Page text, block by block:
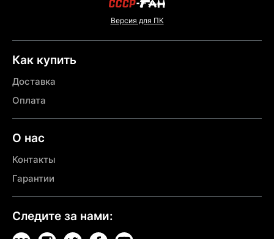
Версия для ПК
Как купить
Доставка
Оплата
О нас
Контакты
Гарантии
Следите за нами: